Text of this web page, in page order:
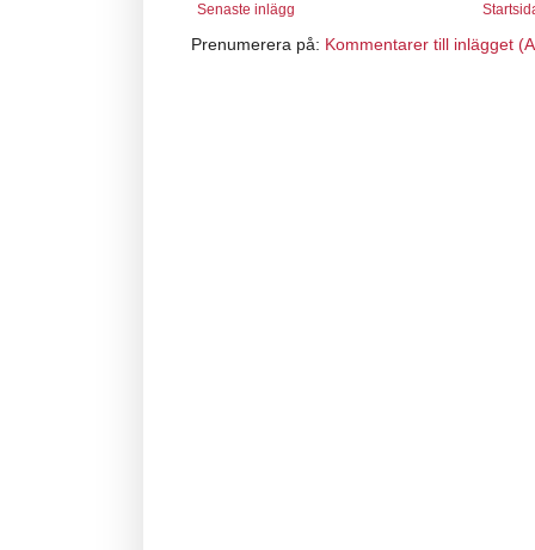
Senaste inlägg
Prenumerera på: Kommentarer till inlägget